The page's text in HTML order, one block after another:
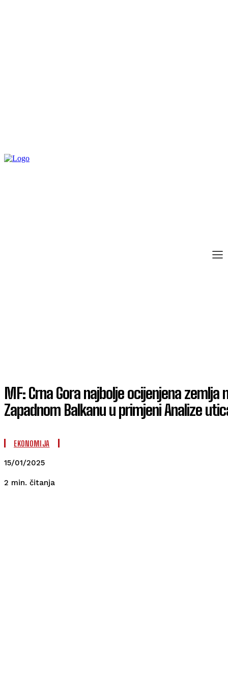
MF: Crna Gora najbolje ocijenjena zemlja
Zapadnom Balkanu u primjeni Analize
EKONOMIJA
15/01/2025
2 min. čitanja